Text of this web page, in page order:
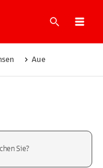
Suche
Aue